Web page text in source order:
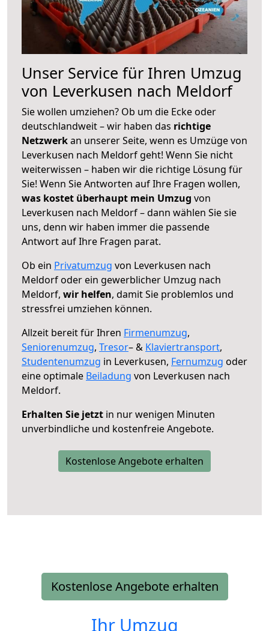
Unser Service für Ihren Umzug
von Leverkusen nach Meldorf
Sie wollen umziehen? Ob um die Ecke oder
deutschlandweit – wir haben das richtige
Netzwerkan unserer Seite, wenn es Umzüge von
Leverkusen nach Meldorf geht! Wenn Sie nicht
weiterwissen – haben wir die richtige Lösung für
Sie! Wenn Sie Antworten auf Ihre Fragen wollen,
was kostet überhaupt mein Umzug von
Leverkusen nach Meldorf – dann wählen Sie sie
uns, denn wir haben immer die passende
Antwort auf Ihre Fragen parat.
Ob ein Privatumzug von Leverkusen nach
Meldorf oder ein gewerblicher Umzug nach
Meldorf, wir helfen, damit Sie problemlos und
stressfrei umziehen können.
Allzeit bereit für Ihren Firmenumzug,
Seniorenumzug, Tresor– & Klaviertransport,
Studentenumzug in Leverkusen, Fernumzug oder
eine optimale Beiladung von Leverkusen nach
Meldorf.
Erhalten Sie jetzt in nur wenigen Minuten
unverbindliche und kostenfreie Angebote.
Kostenlose Angebote erhalten
Kostenlose Angebote erhalten
Ihr Umzug